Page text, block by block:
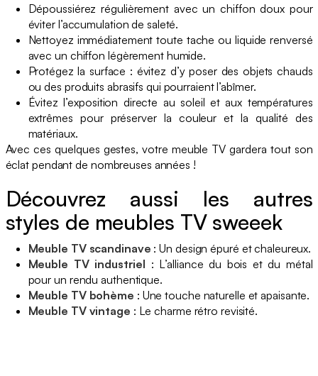
Dépoussiérez régulièrement avec un chiffon doux pour
éviter l’accumulation de saleté.
Nettoyez immédiatement toute tache ou liquide renversé
avec un chiffon légèrement humide.
Protégez la surface : évitez d’y poser des objets chauds
ou des produits abrasifs qui pourraient l’abîmer.
Évitez l’exposition directe au soleil et aux températures
extrêmes pour préserver la couleur et la qualité des
matériaux.
Avec ces quelques gestes, votre meuble TV gardera tout son
éclat pendant de nombreuses années !
Découvrez aussi les autres
styles de meubles TV sweeek
Meuble TV scandinave : Un design épuré et chaleureux.
Meuble TV industriel : L’alliance du bois et du métal
pour un rendu authentique.
Meuble TV bohème : Une touche naturelle et apaisante.
Meuble TV vintage : Le charme rétro revisité.